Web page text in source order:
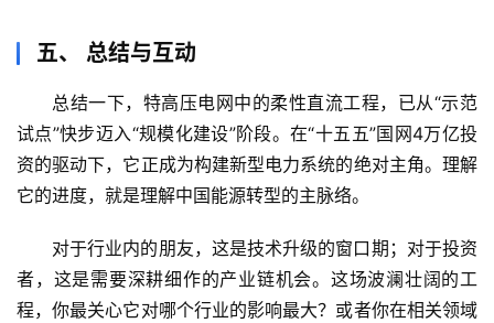
五、 总结与互动
总结一下，特高压电网中的柔性直流工程，已从“示范
试点”快步迈入“规模化建设”阶段。在“十五五”国网4万亿投
资的驱动下，它正成为构建新型电力系统的绝对主角。理解
它的进度，就是理解中国能源转型的主脉络。
对于行业内的朋友，这是技术升级的窗口期；对于投资
者，这是需要深耕细作的产业链机会。这场波澜壮阔的工
程，你最关心它对哪个行业的影响最大？或者你在相关领域